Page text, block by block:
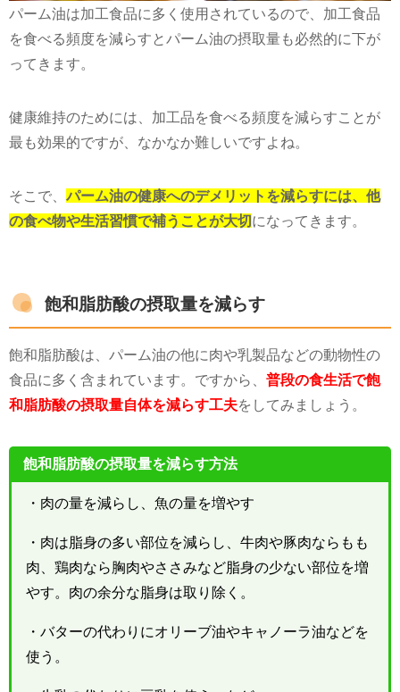
パーム油は加工食品に多く使用されているので、加工食品
を食べる頻度を減らすとパーム油の摂取量も必然的に下が
ってきます。
健康維持のためには、加工品を食べる頻度を減らすことが
最も効果的ですが、なかなか難しいですよね。
そこで、 パーム油の健康へのデメリットを減らすには、他
の食べ物や生活習慣で補うことが大切 になってきます。
飽和脂肪酸の摂取量を減らす
飽和脂肪酸は、パーム油の他に肉や乳製品などの動物性の
食品に多く含まれています。ですから、 普段の食生活で飽
和脂肪酸の摂取量自体を減らす工夫をしてみましょう。
飽和脂肪酸の摂取量を減らす方法
・肉の量を減らし、魚の量を増やす
・肉は脂身の多い部位を減らし、牛肉や豚肉ならもも
肉、鶏肉なら胸肉やささみなど脂身の少ない部位を増
やす。肉の余分な脂身は取り除く。
・バターの代わりにオリーブ油やキャノーラ油などを
使う。